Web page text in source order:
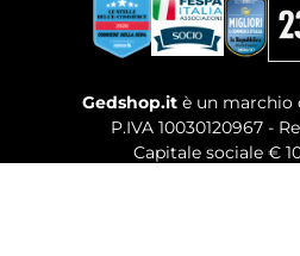
Gedshop.it è un marchio
P.IVA 10030120967 -
Capitale sociale €